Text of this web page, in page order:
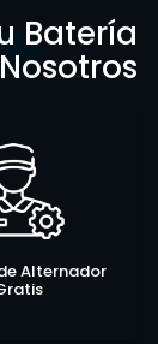
Batería
Alternador